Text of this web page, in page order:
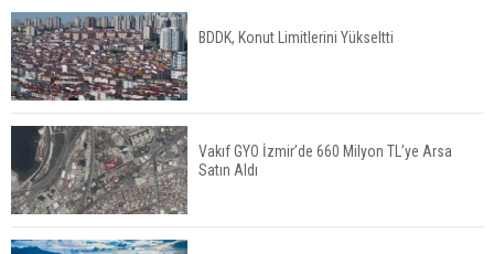
ABD'de Konut Kredisi Faizi Son Bir Yılın En
Yüksek Seviyesinde
TOKİ 51 İlde 540 Konut ve İş Yerini Satışa
Sunuyor
BDDK, Konut Limitlerini Yükseltti
Vakıf GYO İzmir’de 660 Milyon TL’ye Arsa
Satın Aldı